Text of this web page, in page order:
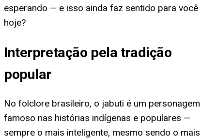
esperando — e isso ainda faz sentido para você
hoje?
Interpretação pela tradição
popular
No folclore brasileiro, o jabuti é um personagem
famoso nas histórias indígenas e populares —
sempre o mais inteligente, mesmo sendo o mais